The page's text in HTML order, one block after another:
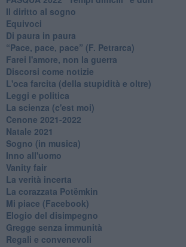
Il diritto al sogno
Equivoci
Di paura in paura
​“Pace, pace, pace” (F. Petrarca)
Farei l'amore, non la guerra
Discorsi come notizie
L'oca farcita (della stupidità e oltre)
Leggi e politica
La scienza (c'est moi)
Cenone 2021-2022
Natale 2021
Sogno (in musica)
Inno all'uomo
Vanity fair
La verità incerta
La corazzata Potëmkin
Mi piace (Facebook)
Elogio del disimpegno
Gregge senza immunità
Regali e convenevoli